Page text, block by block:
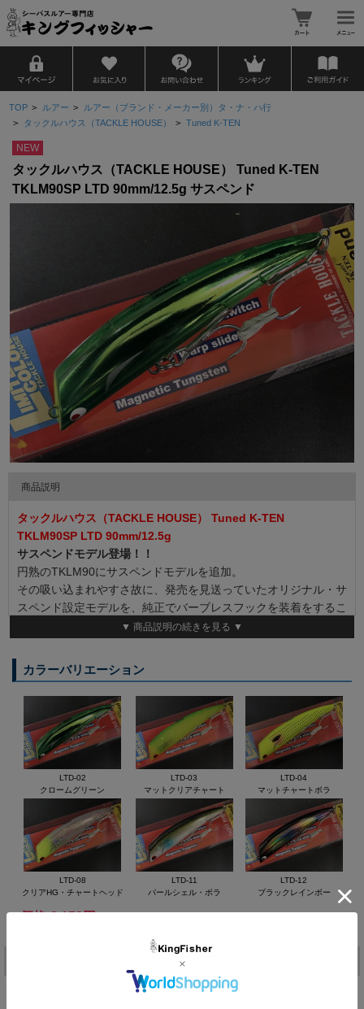
TOP > ルアー > ルアー（ブランド・メーカー別）タ・ナ・ハ行
> タックルハウス（TACKLE HOUSE） > Tuned K-TEN
NEW
タックルハウス（TACKLE HOUSE） Tuned K-TEN
TKLM90SP LTD 90mm/12.5g サスペンド
商品説明
タックルハウス（TACKLE HOUSE） Tuned K-TEN
TKLM90SP LTD 90mm/12.5g
サスペンドモデル登場！！
円熟のTKLM90にサスペンドモデルを追加。
その吸い込まれやすさ故に、発売を見送っていたオリジナル・サ
スペンド設定モデルを、純正でバーブレスフックを装着をするこ
低速域での繊細な演出向いた設定ですが、ストップアンドゴーの
ようなスピーディーな使い方もお勧めです。
ライバルは、TKLM90フローティングやTKLM90シンキングワー
クス。
魚の反応の違いをぜひ、お楽しみ下さい。
◆Length ： 90mm ◆Weight ： 12.5g ◆Hook ： STBL-
46TN #4（バーブレス）◆サスペンドモデル
▼ 商品説明の続きを見る ▼
カラーバリエーション
LTD-02
クロームグリーン
LTD-03
マットクリアチャート
LTD-04
マットチャートボラ
LTD-08
クリアHG・チャートヘッド
LTD-11
パールシェル・ボラ
LTD-12
ブラックレインボー
価格:2,178円